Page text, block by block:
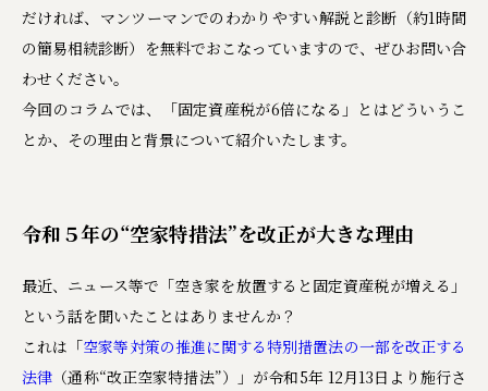
だければ、マンツーマンでのわかりやすい解説と診断（約1時間
の簡易相続診断）を無料でおこなっていますので、ぜひお問い合
わせください。
今回のコラムでは、「固定資産税が6倍になる」とはどういうこ
とか、その理由と背景について紹介いたします。
令和５年の“空家特措法”を改正が大きな理由
最近、ニュース等で「空き家を放置すると固定資産税が増える」
という話を聞いたことはありませんか？
これは「空家等対策の推進に関する特別措置法の一部を改正する
法律 （通称“改正空家特措法”）」が令和5年 12月13日より施行さ